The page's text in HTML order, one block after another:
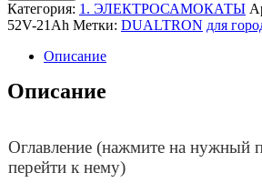
Категория: 1. ЭЛЕКТРОСАМОКАТЫ
52V-21Ah Метки: DUALTRON для
Описание
Описание
Оглавление (нажмите на нужный
перейти к нему)